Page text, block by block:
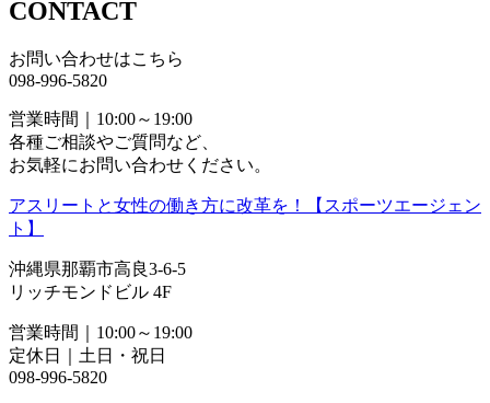
CONTACT
お問い合わせはこちら
098-996-5820
営業時間｜10:00～19:00
各種ご相談やご質問など、
お気軽にお問い合わせください。
アスリートと女性の働き方に改革を！【スポーツエージェン
ト】
沖縄県那覇市高良3-6-5
リッチモンドビル 4F
営業時間｜10:00～19:00
定休日｜土日・祝日
098-996-5820